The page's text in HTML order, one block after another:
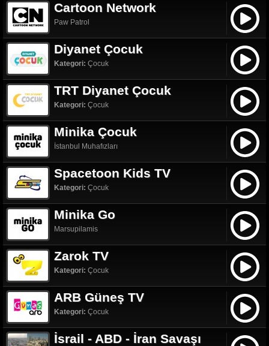
Cartoon Network
Paw Patrol
Diyanet Çocuk
Kategori: Çocuk
TRT Diyanet Çocuk
Kategori: Çocuk
Minika Çocuk
İstanbul Muhafızları
Spacetoon Kids TV
Kategori: Çocuk
Minika Go
Marsupilamis
Zarok TV
Kategori: Çocuk
ARB Güneş TV
Kategori: Çocuk
İsrail - ABD - İran Savaşı